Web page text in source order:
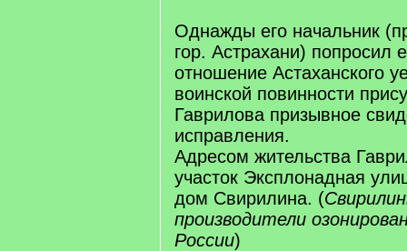
Однажды его начальник
гор. Астрахани) попросил
отношение Астаханского
воинской повинности
Гаврилова призывное
исправления.
Адресом жительства
участок Эксплонадная
дом Свирилина. (
производители
России)